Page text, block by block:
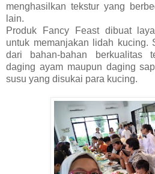
menghasilkan tekstur yang
lain.
Produk Fancy Feast dibuat
untuk memanjakan lidah kucing.
dari bahan-bahan berkualitas
daging ayam maupun daging
susu yang disukai para kucing.